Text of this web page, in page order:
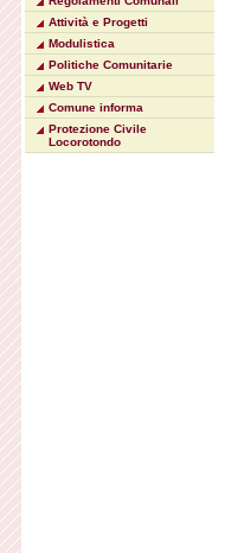
Attività e Progetti
Modulistica
Politiche Comunitarie
Web TV
Comune informa
Protezione Civile
Locorotondo